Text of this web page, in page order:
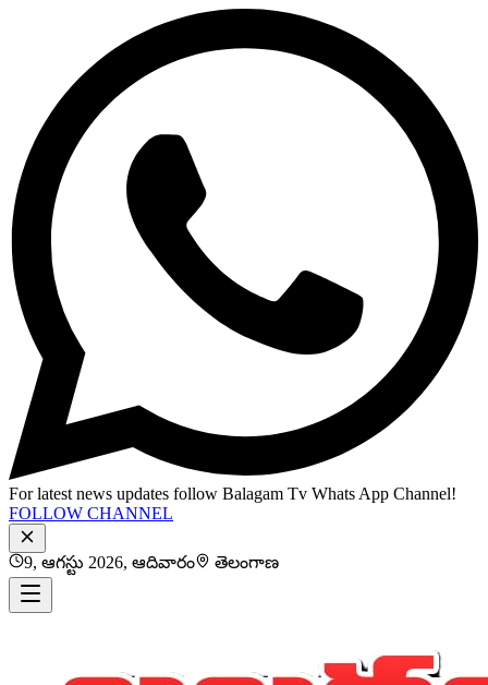
For latest news updates follow Balagam Tv Whats App Channel!
FOLLOW CHANNEL
9, ఆగస్టు 2026, ఆదివారం తెలంగాణ